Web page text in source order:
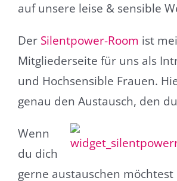
auf unsere leise & sensible
Der Silentpower-Room ist
Mitgliederseite für uns als
und Hochsensible Frauen.
genau den Austausch, den
Wenn
du dich
gerne austauschen